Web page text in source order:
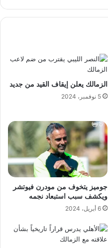
الزمالك يعلن إيقاف القيد من جديد
5 نوفمبر، 2024
جوميز يتخوف من مودرن فيوتشر
ويكشف سبب استبعاد نجمه
6 أبريل، 2024